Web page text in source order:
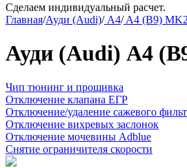
Сделаем индивидуальный расчет.
Главная/Ауди (Audi)/A4/A4 (B9)
Ауди (Audi) A4
Чип тюнинг и прошивка
Отключение клапана ЕГР
Отключение/удаление сажевого
Отключение вихревых заслонок
Отключение мочевины Adblue
Снятие ограничителя скорости